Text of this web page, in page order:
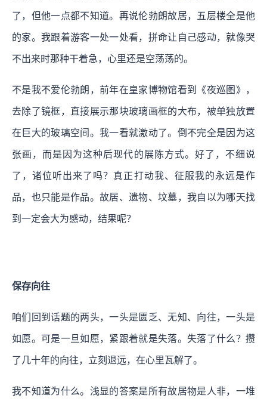
了，但他一点都不知道。再说伦勃朗故居，五层楼全是他
的家。我跟着游客一处一处看，拼命让自己感动，就像哭
不出来时那种干着急，心里还是空荡荡的。
不是我不爱伦勃朗，前年在皇家博物馆看到《夜巡图》，
去除了镜框，直接展示那块玻璃画框的大布，被单独放置
在巨大的玻璃空间。我一看就激动了。倒不完全是因为这
张画，而是因为这种后现代的展陈方式。好了，不细说
了，诸位听出来了吗？真正打动我、征服我的永远是作
品，也只能是作品。故居、遗物、坟墓，我自以为哪天找
到一定会大为感动，结果呢？
保存向往
咱们回到话题的两头，一头是匮乏、无知、向往，一头是
如愿。可是一旦如愿，紧跟着就是失落。失落了什么？ 攒
了几十年的向往，立刻退远，在心里瓦解了。
我不知道为什么。浅显的答案是所有故居物是人非，一堆